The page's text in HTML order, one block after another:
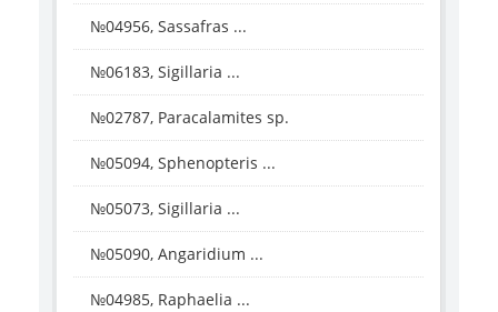
№04956, Sassafras ...
№06183, Sigillaria ...
№02787, Paracalamites sp.
№05094, Sphenopteris ...
№05073, Sigillaria ...
№05090, Angaridium ...
№04985, Raphaelia ...